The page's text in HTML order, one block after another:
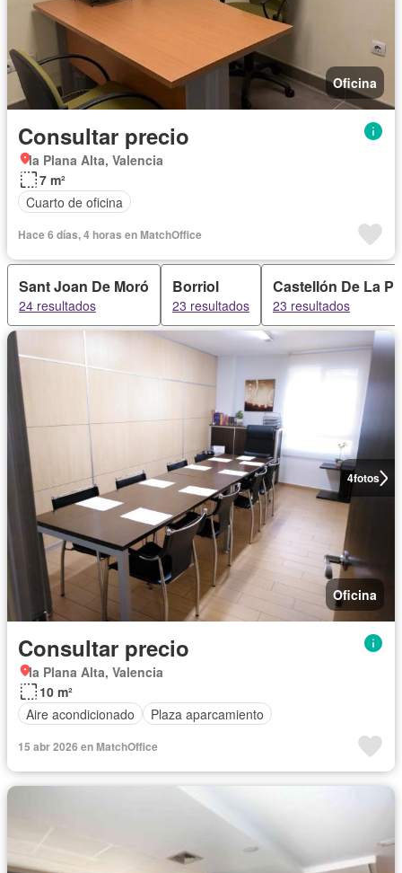
Oficina
Consultar precio
la Plana Alta, Valencia
7 m²
Cuarto de oficina
Hace 6 días, 4 horas en MatchOffice
Sant Joan De Moró
24 resultados
Borriol
23 resultados
Castellón De La
23 resultados
4fotos
Oficina
Consultar precio
la Plana Alta, Valencia
10 m²
Aire acondicionado
Plaza aparcamiento
15 abr 2026 en MatchOffice